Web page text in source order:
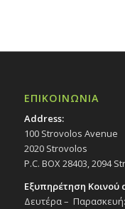
ΕΠΙΚΟΙΝΩΝΙΑ
Address:
100 Strovolos Avenue
2020 Strovolos
P.C. BOX 28403, 2094
Εξυπηρέτηση Κοινού
Δευτέρα – Παρασκευή: